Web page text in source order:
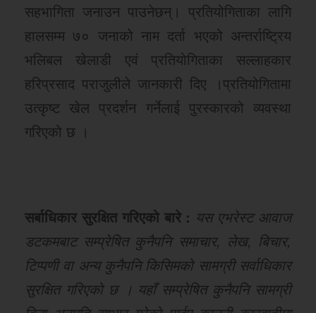
सहभागिता जनाउन पाउनेछन्। प्रतियोगिताका लागि
हालसम्म ७० जनाको नाम दर्ता भएको अन्तर्राष्ट्रिय
भलिबल खेलाडी एवं प्रतियोगिताका सल्लाहकार
हरिप्रसाद पराजुलीले जानकारी दिए ।प्रतियोगितामा
उत्कृष्ट खेल प्रदर्शन गर्नेलाई पुरस्कारको व्यवस्था
गरिएको छ ।
सर्बाधिकार सुरक्षित गरिएको बारे : यस एभरेस्ट आवाज
डटकमबाट सम्प्रेषित कुनैपनि समाचार, लेख, बिचार,
टिप्पणी वा अन्य कुनैपनि किसिमको सामग्री सर्वाधिकार
सुरक्षित गरिएको छ । यहाँ सम्प्रेषित कुनैपनि सामग्री